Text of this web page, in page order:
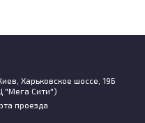
Харьковское шоссе, 19Б
"Мега Сити")
проезда